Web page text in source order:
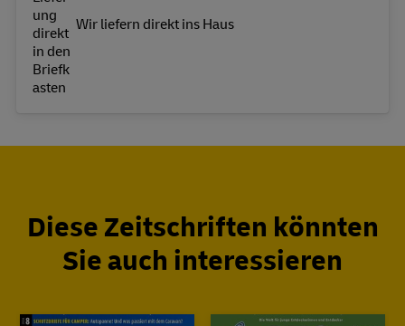
Wir liefern direkt ins Haus
Diese Zeitschriften könnten
Sie auch interessieren